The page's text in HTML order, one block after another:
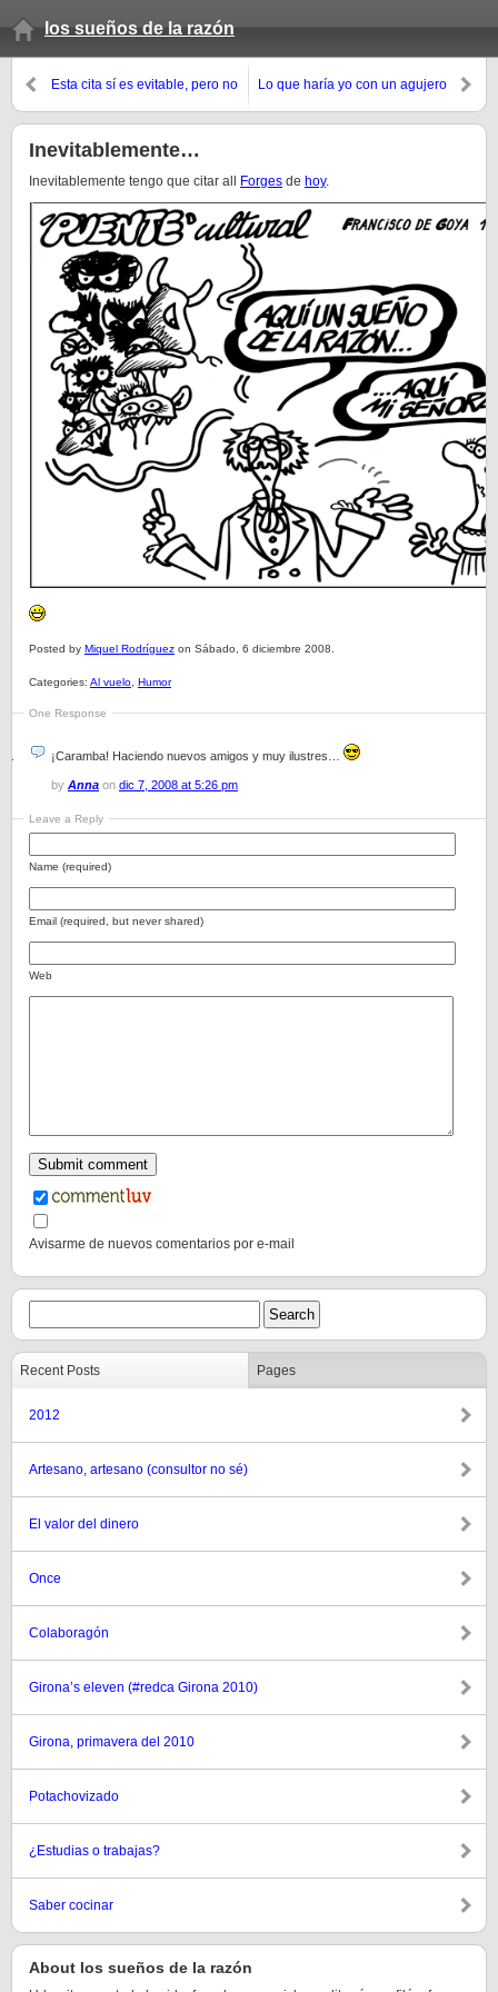
los sueños de la razón
Esta cita sí es evitable, pero no
Lo que haría yo con un agujero
Inevitablemente…
Inevitablemente tengo que citar all Forges de hoy.
Posted by Miquel Rodríguez on Sábado, 6 diciembre 2008.
Categories: Al vuelo Humor
One Response
¡Caramba! Haciendo nuevos amigos y muy ilustres…
by Anna on dic 7, 2008 at 5:26 pm
Leave a Reply
Name (required)
Email (required, but never shared)
Web
Avisarme de nuevos comentarios por e-mail
Recent Posts Pages
2012
Artesano, artesano (consultor no sé)
El valor del dinero
Once
Colaboragón
Girona’s eleven (#redca Girona 2010)
Girona, primavera del 2010
Potachovizado
¿Estudias o trabajas?
Saber cocinar
About los sueños de la razón